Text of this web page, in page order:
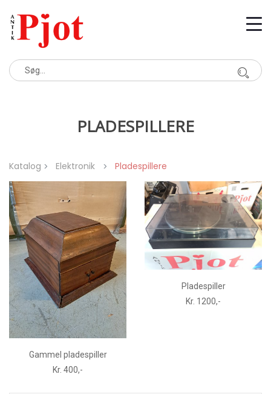
PLADESPILLERE
Katalog Elektronik Pladespillere
Gammel pladespiller
Kr. 400,-
Pladespiller
Kr. 1200,-